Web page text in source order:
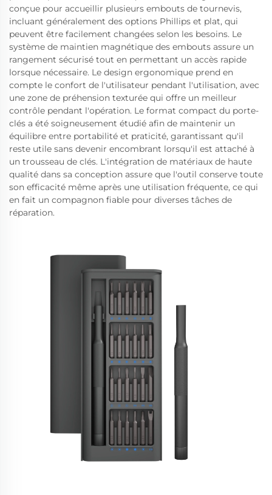
conçue pour accueillir plusieurs embouts de tournevis,
incluant généralement des options Phillips et plat, qui
peuvent être facilement changées selon les besoins. Le
système de maintien magnétique des embouts assure un
rangement sécurisé tout en permettant un accès rapide
lorsque nécessaire. Le design ergonomique prend en
compte le confort de l'utilisateur pendant l'utilisation, avec
une zone de préhension texturée qui offre un meilleur
contrôle pendant l'opération. Le format compact du porte-
clés a été soigneusement étudié afin de maintenir un
équilibre entre portabilité et praticité, garantissant qu'il
reste utile sans devenir encombrant lorsqu'il est attaché à
un trousseau de clés. L'intégration de matériaux de haute
qualité dans sa conception assure que l'outil conserve toute
son efficacité même après une utilisation fréquente, ce qui
en fait un compagnon fiable pour diverses tâches de
réparation.